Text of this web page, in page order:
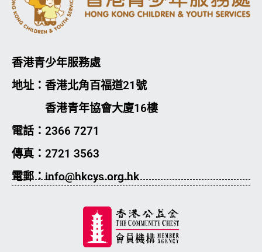
香港青少年服務處
地址：香港北角百福道21號
香港青年協會大廈16樓
電話：2366 7271
傳真：2721 3563
電郵：info@hkcys.org.hk